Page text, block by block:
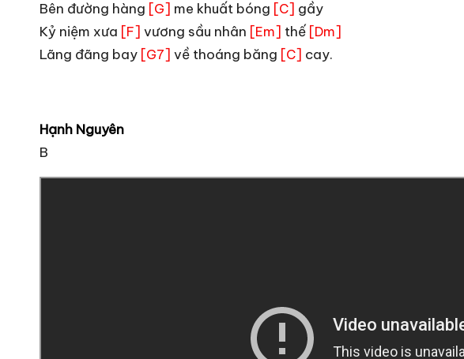
Bên đường hàng [G] me khuất bóng [C] gầy
Kỷ niệm xưa [F] vương sầu nhân [Em] thế [Dm]
Lãng đãng bay [G7] về thoáng băng [C] cay.
Hạnh Nguyên
B